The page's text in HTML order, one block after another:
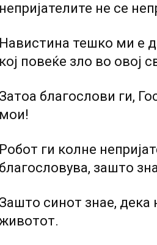
непријателите не се
Навистина тешко ми е
кој повеќе зло во овој
Затоа благослови ги,
мои!
Робот ги колне
благословува, зашто
Зашто синот знае, дека